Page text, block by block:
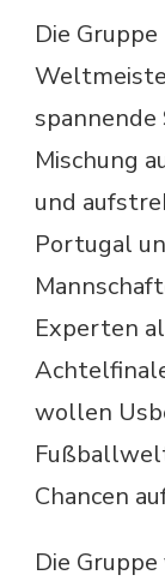
Die
spannende
Mischung
und
Portugal
Experten
wollen
Chancen
Die